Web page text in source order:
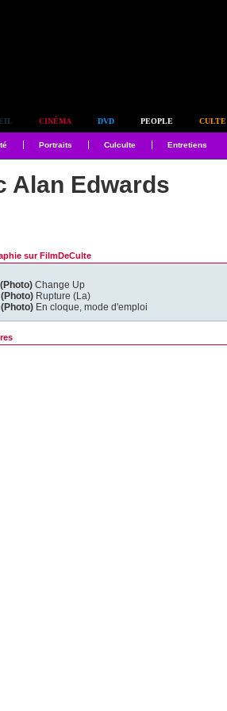
CINÉMA DVD PEOPLE CULTE
Portraits Culculte Entretiens
Alan Edwards
sur FilmDeCulte
Change Up
Rupture (La)
En cloque, mode d'emploi